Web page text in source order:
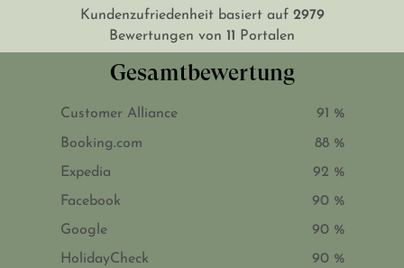
Kundenzufriedenheit basiert auf 2979
Bewertungen von 11 Portalen
Gesamtbewertung
Customer Alliance
91 %
Booking.com
88 %
Expedia
92 %
Facebook
90 %
Google
90 %
HolidayCheck
90 %